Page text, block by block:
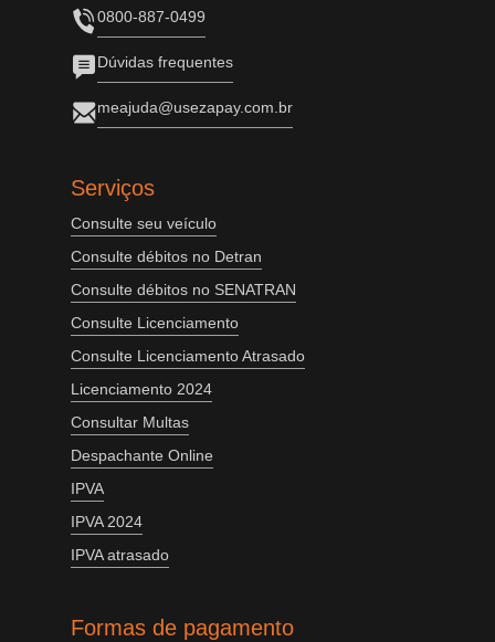
0800-887-0499
Dúvidas frequentes
meajuda@usezapay.com.br
Serviços
Consulte seu veículo
Consulte débitos no Detran
Consulte débitos no SENATRAN
Consulte Licenciamento
Consulte Licenciamento Atrasado
Licenciamento 2024
Consultar Multas
Despachante Online
IPVA
IPVA 2024
IPVA atrasado
Formas de pagamento